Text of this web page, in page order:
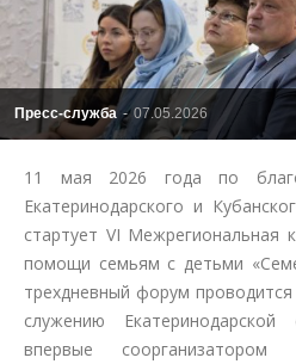
Пресс-служба - 07.05.2026
11 мая 2026 года по
Екатеринодарского и
стартует VI Межрегиональная
помощи семьям с детьми
трехдневный форум
служению
впервые соорганизатором